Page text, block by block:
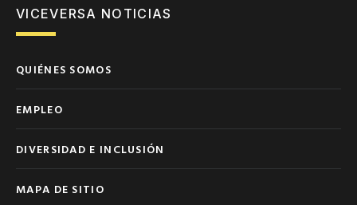
VICEVERSA NOTICIAS
QUIÉNES SOMOS
EMPLEO
DIVERSIDAD E INCLUSIÓN
MAPA DE SITIO